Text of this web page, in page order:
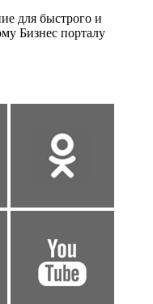
для быстрого и
Бизнес порталу